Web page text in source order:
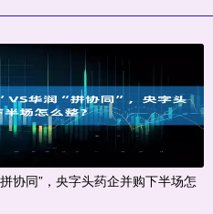
协同”，央字头药企并购下半场怎